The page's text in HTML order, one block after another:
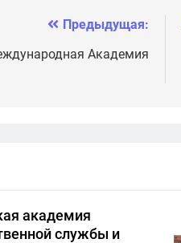
Предыдущая:
Академия
академия
службы и